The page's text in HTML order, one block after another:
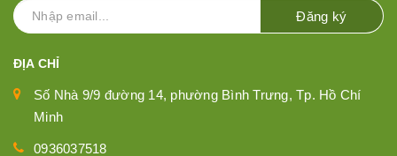
Đăng ký
ĐỊA CHỈ
Số Nhà 9/9 đường 14, phường Bình Trưng, Tp. Hồ Chí
Minh
0936037518